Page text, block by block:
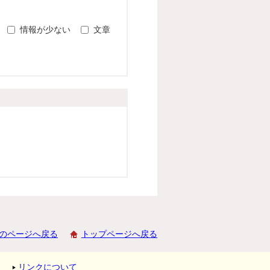
情報が少ない 文章
ページへ戻る トップページへ戻る
リンクについて